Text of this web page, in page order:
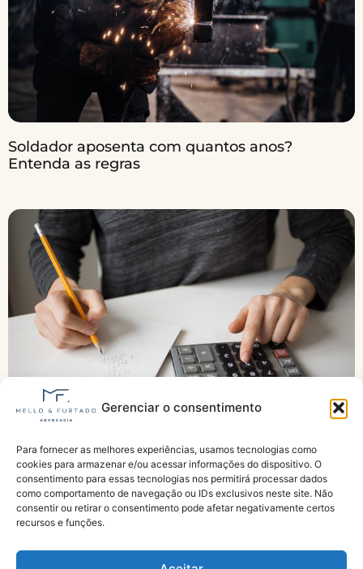
Gerenciar o consentimento
Para fornecer as melhores experiências, usamos tecnologias como
cookies para armazenar e/ou acessar informações do dispositivo. O
consentimento para essas tecnologias nos permitirá processar dados
como comportamento de navegação ou IDs exclusivos neste site. Não
consentir ou retirar o consentimento pode afetar negativamente certos
recursos e funções.
Soldador aposenta com quantos anos?
Entenda as regras
Piso previdenciário tem reajuste de 6,79% e
passa a ser de R$ 1.621 em 2026